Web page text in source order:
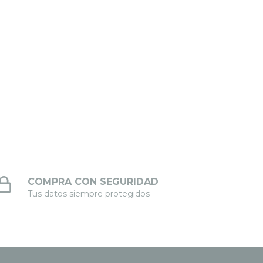
COMPRA CON SEGURIDAD
Tus datos siempre protegidos